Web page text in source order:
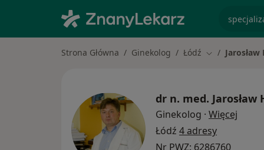
Strona Główna Ginekolog Łódź Zmień miasto
dr n. med.
Ginekolog · Więcej
Łódź 4 adresy
Nr PWZ: 6286760